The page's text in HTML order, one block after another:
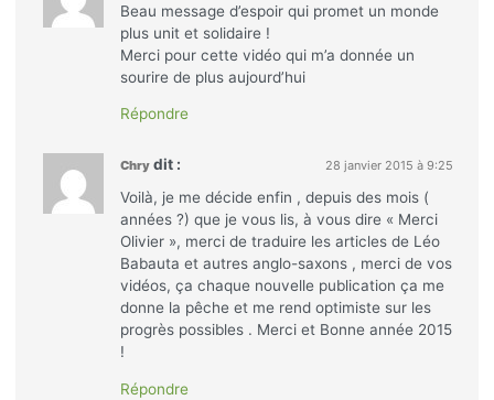
Beau message d’espoir qui promet un monde
plus unit et solidaire !
Merci pour cette vidéo qui m’a donnée un
sourire de plus aujourd’hui
Répondre
Chry dit : 28 janvier 2015 à 9:25
Voilà, je me décide enfin , depuis des mois (
années ?) que je vous lis, à vous dire « Merci
Olivier », merci de traduire les articles de Léo
Babauta et autres anglo-saxons , merci de vos
vidéos, ça chaque nouvelle publication ça me
donne la pêche et me rend optimiste sur les
progrès possibles . Merci et Bonne année 2015
!
Répondre